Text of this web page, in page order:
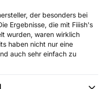
der besonders bei
Ergebnisse, die mit Fiiish's
wurden, waren wirklich
haben nicht nur eine
auch sehr einfach zu